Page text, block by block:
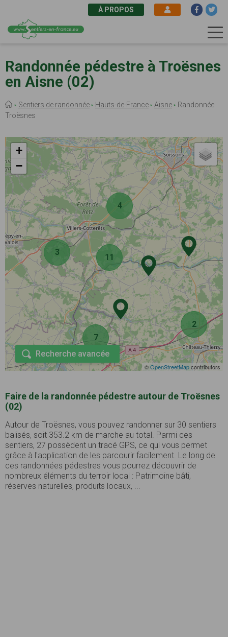
au
contenu
principal
À PROPOS
Randonnée pédestre à Troësnes
en Aisne (02)
Fil
d'Ariane
Sentiers de randonnée Hauts-de-France Aisne
Randonnée
Troësnes
2
3
7
4
11
+
−
©OpenStreetMapcontributors
Recherche avancée
Faire de la randonnée pédestre autour de Troësnes
(02)
Autour de Troësnes, vous pouvez randonner sur 30 sentiers
balisés, soit 353.2 km de marche au total. Parmi ces
sentiers, 27 possèdent un tracé GPS, ce qui vous permet
grâce à l'application de les parcourir facilement. Le long de
ces randonnées pédestres vous pourrez découvrir de
nombreux éléments du terroir local : Patrimoine bâti,
réserves naturelles, produits locaux, ...